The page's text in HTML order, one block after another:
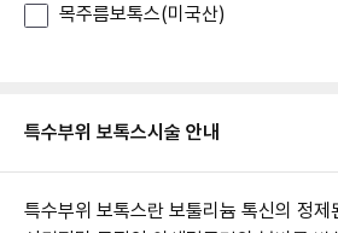
특수부위 보톡스시술 안내
특수부위 보톡스란 보툴리늄 톡신의 정제
목주름보톡스(미국산)